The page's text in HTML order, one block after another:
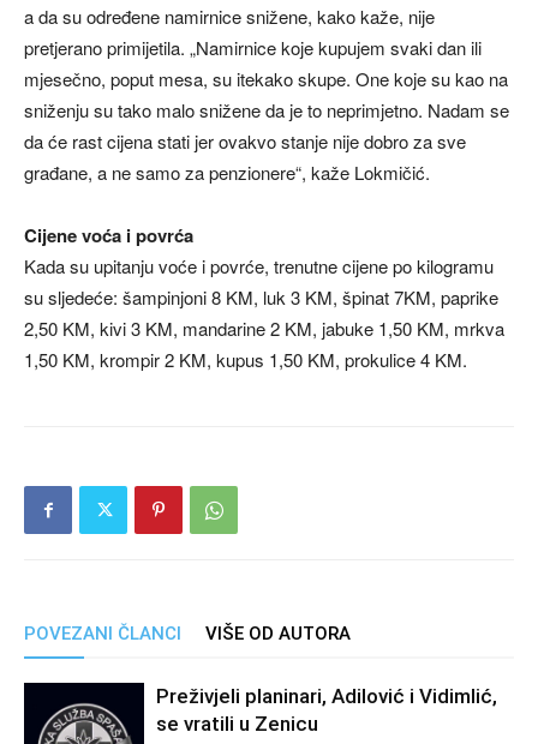
a da su određene namirnice snižene, kako kaže, nije
pretjerano primijetila. „Namirnice koje kupujem svaki dan ili
mjesečno, poput mesa, su itekako skupe. One koje su kao na
sniženju su tako malo snižene da je to neprimjetno. Nadam se
da će rast cijena stati jer ovakvo stanje nije dobro za sve
građane, a ne samo za penzionere“, kaže Lokmičić.
Cijene voća i povrća
Kada su upitanju voće i povrće, trenutne cijene po kilogramu
su sljedeće: šampinjoni 8 KM, luk 3 KM, špinat 7KM, paprike
2,50 KM, kivi 3 KM, mandarine 2 KM, jabuke 1,50 KM, mrkva
1,50 KM, krompir 2 KM, kupus 1,50 KM, prokulice 4 KM.
POVEZANI ČLANCI VIŠE OD AUTORA
Preživjeli planinari, Adilović i Vidimlić,
se vratili u Zenicu